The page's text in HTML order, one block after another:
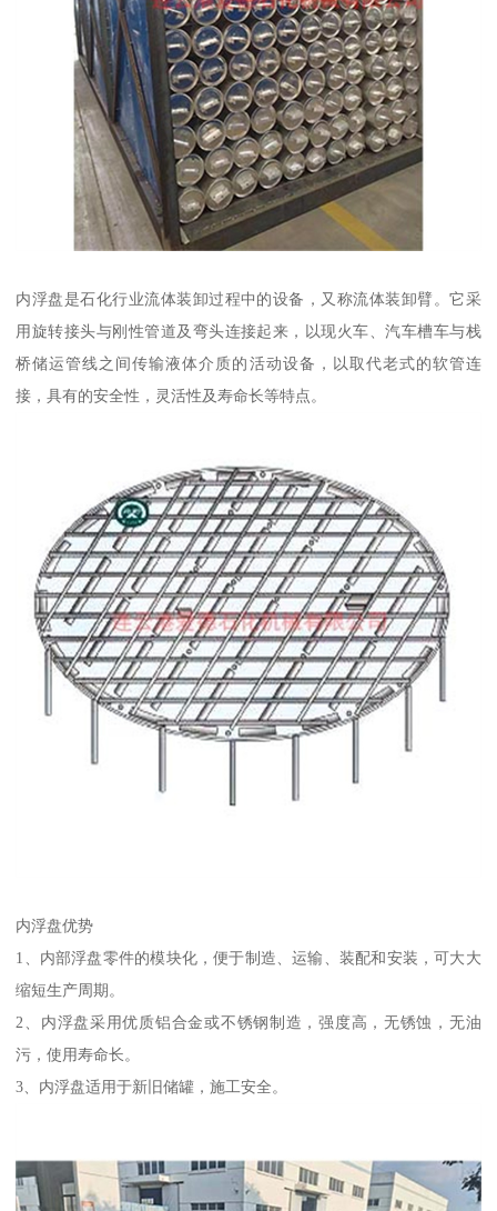
内浮盘是石化行业流体装卸过程中的设备，又称流体装卸臂。它采
用旋转接头与刚性管道及弯头连接起来，以现火车、汽车槽车与栈
桥储运管线之间传输液体介质的活动设备，以取代老式的软管连
接，具有的安全性，灵活性及寿命长等特点。
内浮盘优势
1、内部浮盘零件的模块化，便于制造、运输、装配和安装，可大大
缩短生产周期。
2、内浮盘采用优质铝合金或不锈钢制造，强度高，无锈蚀，无油
污，使用寿命长。
3、内浮盘适用于新旧储罐，施工安全。